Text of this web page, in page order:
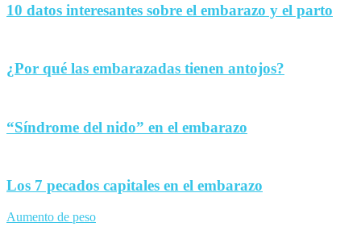
10 datos interesantes sobre el embarazo y el parto
¿Por qué las embarazadas tienen antojos?
“Síndrome del nido” en el embarazo
Los 7 pecados capitales en el embarazo
Aumento de peso